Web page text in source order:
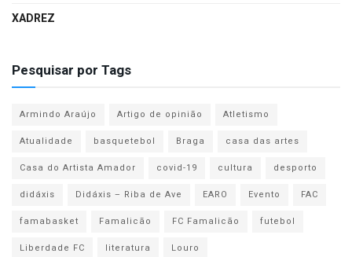
XADREZ
Pesquisar por Tags
Armindo Araújo Artigo de opinião
Atletismo
Atualidade
basquetebol Braga
casa das artes
Casa do Artista Amador
covid-19 cultura
desporto
didáxis
Didáxis – Riba de Ave EARO Evento
FAC
famabasket
Famalicão FC Famalicão
futebol
Liberdade FC
literatura
Louro